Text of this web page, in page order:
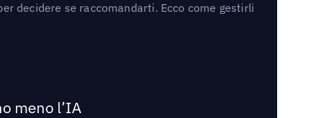
decidere se raccomandarti. Ecco come gestirli
meno l’IA